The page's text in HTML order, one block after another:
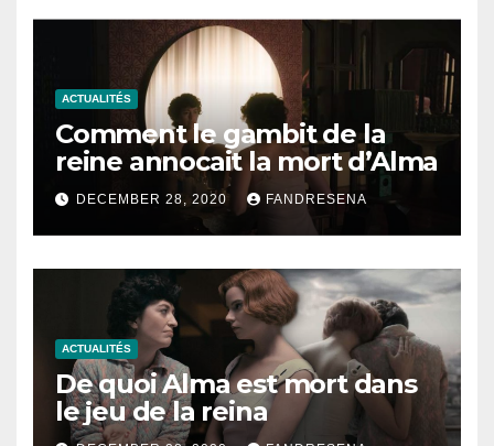
ACTUALITÉS
Comment le gambit de la
reine annocait la mort d’Alma
DECEMBER 28, 2020 FANDRESENA
ACTUALITÉS
De quoi Alma est mort dans
le jeu de la reina